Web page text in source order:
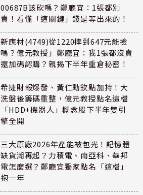
00687B該砍嗎？鄭廳宜：1張都別
賣！看懂「這關鍵」錢是等出來的！
新應材(4749)從1220摔到647元能撿
嗎？億元教授」鄭廳宜：我1張都沒賣
還加碼認購？親揭下半年重倉秘密！
希捷財報爆發、黃仁勳欽點加持！大
洗盤後籌碼重整，億元教授點名這檔
「HDD+機器人」概念股下半年雙引
擎全開
三大原廠2026年產能被包光！記憶體
缺貨潮再起？力積電、南亞科、華邦
電怎麼選？鄭廳宜獨家點名「這檔」
抱一年